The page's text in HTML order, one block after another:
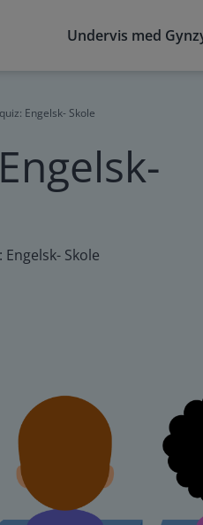
Undervis med
Engelsk- Skole
Skole